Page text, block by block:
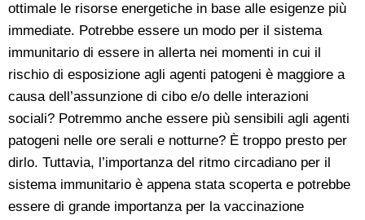
ottimale le risorse energetiche in base alle esigenze più
immediate. Potrebbe essere un modo per il sistema
immunitario di essere in allerta nei momenti in cui il
rischio di esposizione agli agenti patogeni è maggiore a
causa dell’assunzione di cibo e/o delle interazioni
sociali? Potremmo anche essere più sensibili agli agenti
patogeni nelle ore serali e notturne? È troppo presto per
dirlo. Tuttavia, l’importanza del ritmo circadiano per il
sistema immunitario è appena stata scoperta e potrebbe
essere di grande importanza per la vaccinazione